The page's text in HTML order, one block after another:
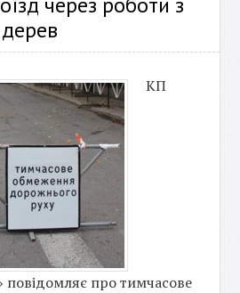
КП
повідомляє про тимчасове